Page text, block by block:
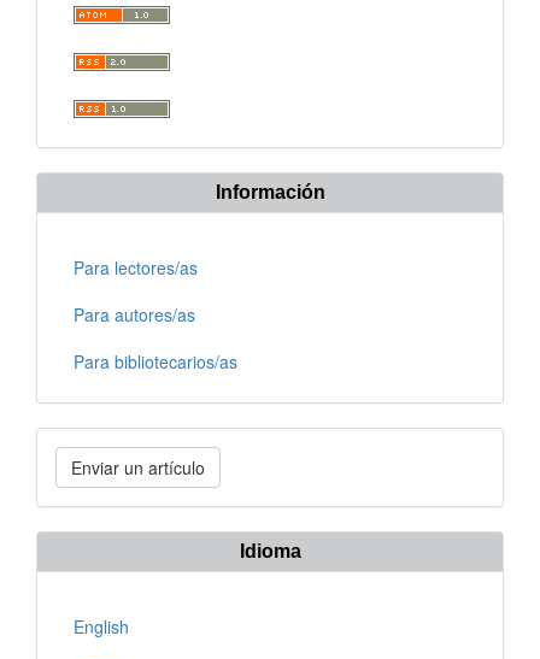
Información
Para lectores/as
Para autores/as
Para bibliotecarios/as
Enviar
un
artículo
Enviar un artículo
Idioma
English